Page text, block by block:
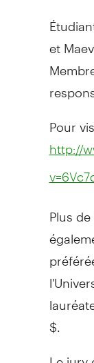
et
Pour
http://
Plus
$.
Le